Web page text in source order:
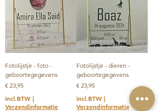
Fotolijstje - foto -
geboortegegevens
Prijs
€ 23,95
incl.BTW |
Verzendinformatie
Fotolijstje - dieren -
geboortegegevens
Prijs
€ 23,95
incl.BTW |
Verzendinformatie